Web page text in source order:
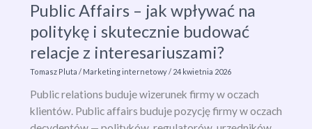
farmaceutyki
zgodnie
z
prawem
i
skutecznie
sprzedawać?
Public Affairs – jak wpływać na
politykę i skutecznie budować
relacje z interesariuszami?
Tomasz Pluta/ Marketing internetowy/ 24 kwietnia 2026
Public relations buduje wizerunek firmy w oczach
klientów. Public affairs buduje pozycję firmy w oczach